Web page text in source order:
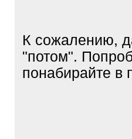
К сожалению,
"потом".
понабирайте в